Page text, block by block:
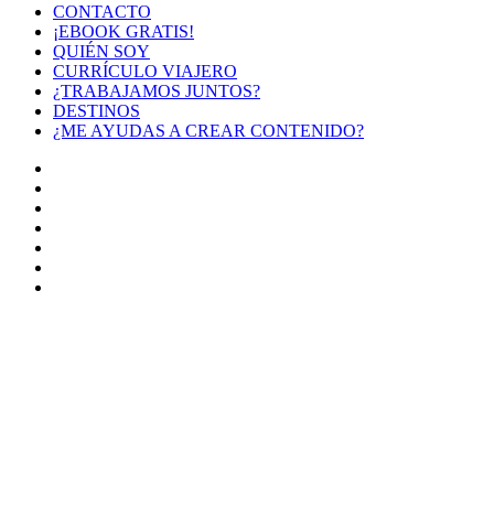
CONTACTO
¡EBOOK GRATIS!
QUIÉN SOY
CURRÍCULO VIAJERO
¿TRABAJAMOS JUNTOS?
DESTINOS
¿ME AYUDAS A CREAR CONTENIDO?